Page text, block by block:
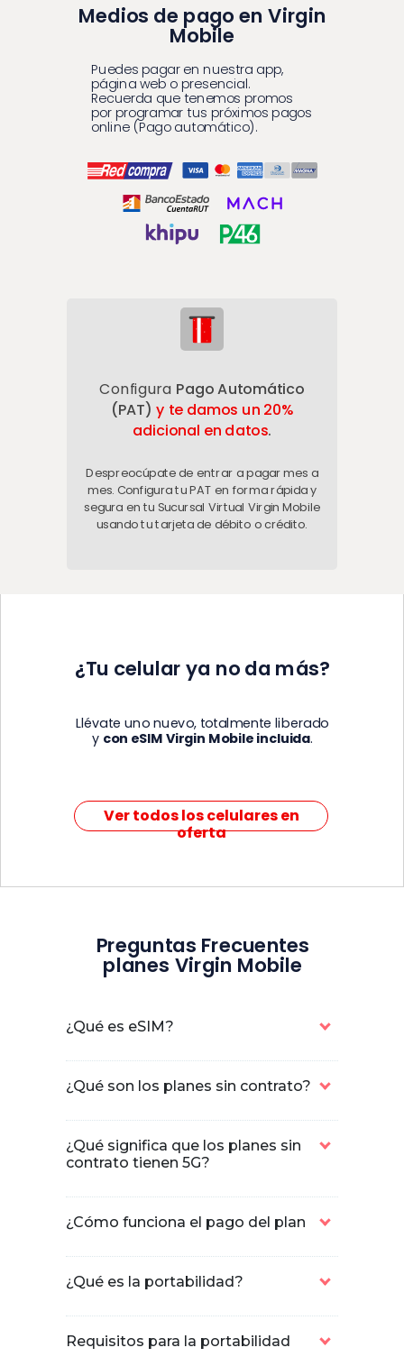
Preguntas Frecuentes
planes Virgin Mobile
¿Qué es eSIM?
¿Qué son los planes sin contrato?
¿Qué significa que los planes sin
contrato tienen 5G?
¿Cómo funciona el pago del plan
¿Qué es la portabilidad?
Requisitos para la portabilidad
Puedes pagar en nuestra app,
página web o presencial.
Recuerda que tenemos promos
por programar tus próximos pagos
online (Pago automático).
Medios de pago en Virgin
Mobile
Configura Pago Automático
(PAT) y te damos un 20%
adicional en datos.
Despreocúpate de entrar a pagar mes a
mes. Configura tu PAT en forma rápida y
segura en tu Sucursal Virtual Virgin Mobile
usando tutarjeta de débito o crédito.
¿Tu celular ya no da más?
Llévate uno nuevo, totalmente liberado
y con eSIM Virgin Mobile incluida.
Ver todos los celulares en
oferta